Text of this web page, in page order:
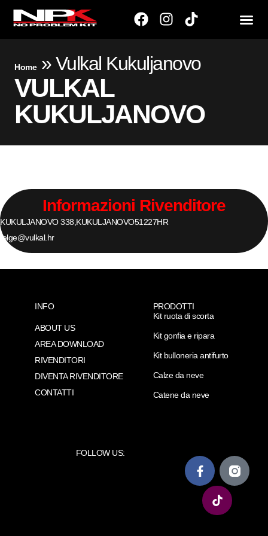
Home»Vulkal Kukuljanovo
VULKAL
KUKULJANOVO
Informazioni Rivenditore
KUKULJANOVO 338, KUKULJANOVO51227HR
felge@vulkal.hr
INFO
ABOUT US
AREA DOWNLOAD
RIVENDITORI
DIVENTA RIVENDITORE
CONTATTI
PRODOTTI
Kit ruota di scorta
Kit gonfia e ripara
Kit bulloneria antifurto
Calze da neve
Catene da neve
FOLLOW US: